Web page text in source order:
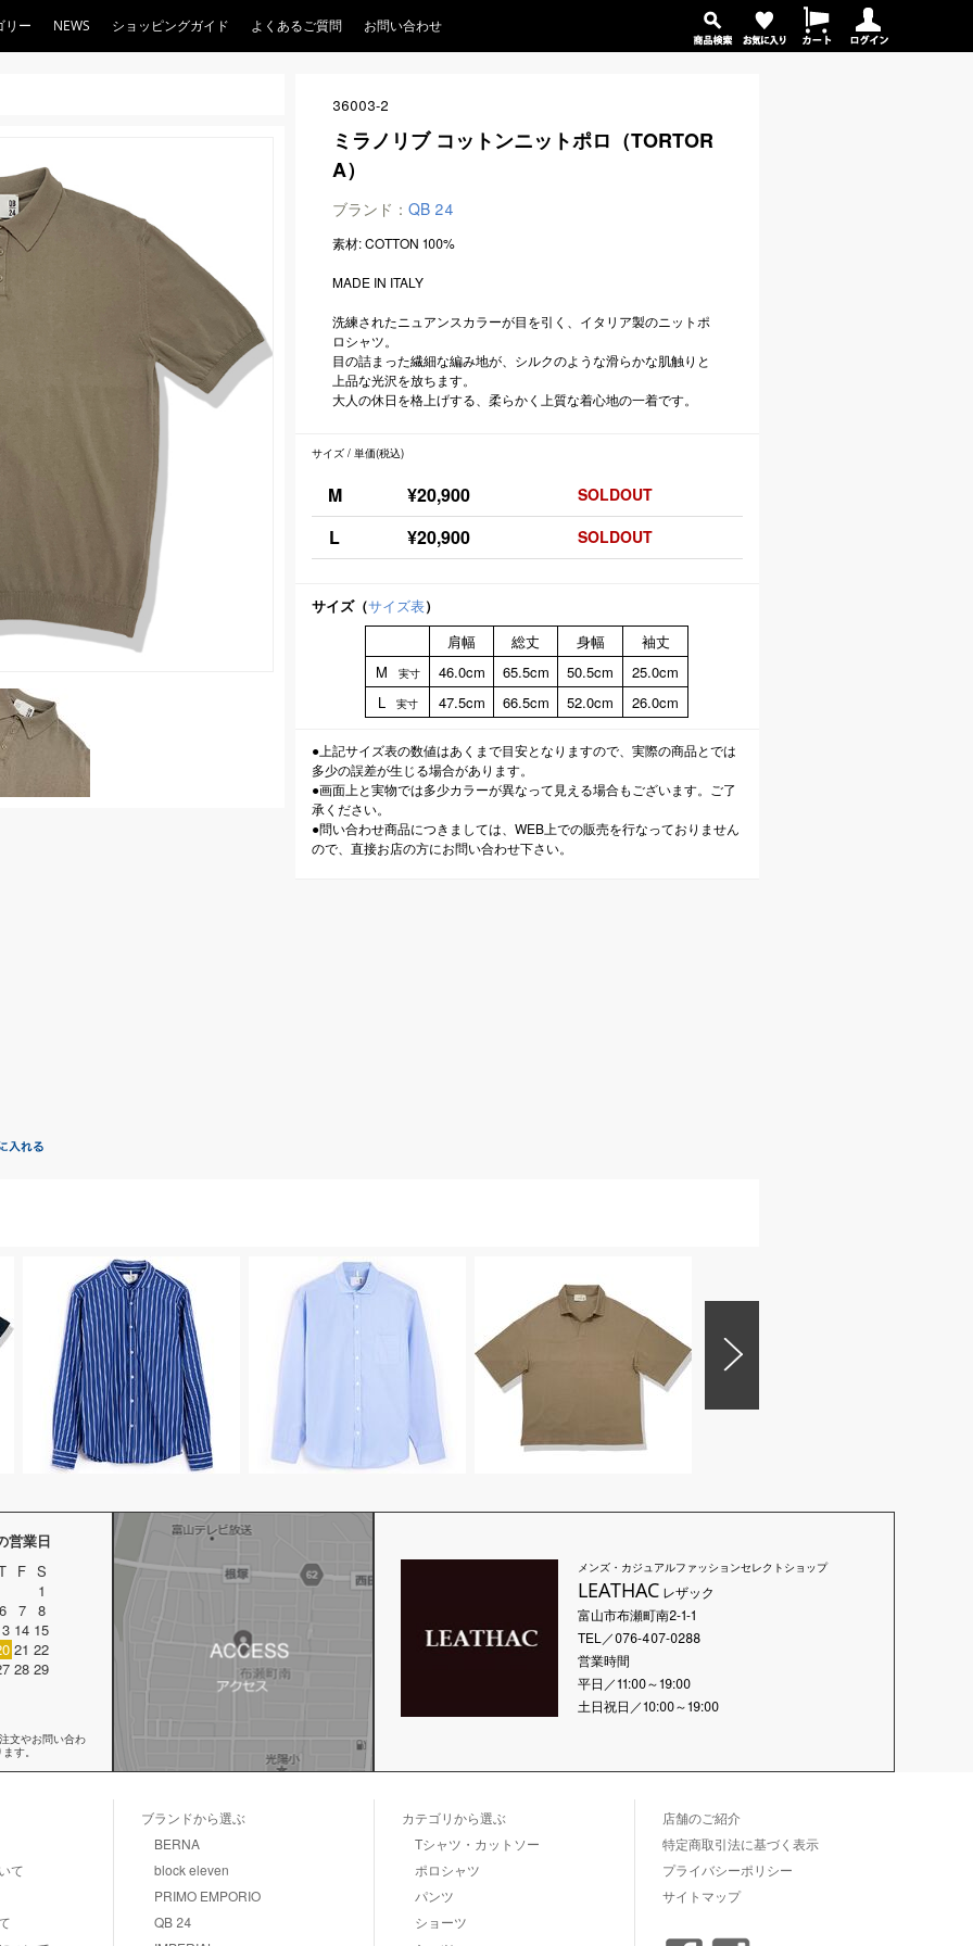
リー NEWS ショッピングガイド よくあるご質問 お問い合わせ
36003-2
ミラノリブ コットンニットポロ（TORTOR
A）
ブランド： QB 24
素材: COTTON 100%
MADE IN ITALY
洗練されたニュアンスカラーが目を引く、イタリア製のニットポ
ロシャツ。
目の詰まった繊細な編み地が、シルクのような滑らかな肌触りと
上品な光沢を放ちます。
大人の休日を格上げする、柔らかく上質な着心地の一着です。
サイズ / 単価(税込)
M ¥20,900 SOLDOUT
L ¥20,900 SOLDOUT
サイズ（サイズ表）
肩幅
総丈 身幅
袖丈
M 実寸 46.0cm 65.5cm 50.5cm
25.0cm
L実寸 47.5cm 66.5cm 52.0cm 26.0cm
●上記サイズ表の数値はあくまで目安となりますので、実際の商品とでは
多少の誤差が生じる場合があります。
●画面上と実物では多少カラーが異なって見える場合もございます。ご了
承ください。
●問い合わせ商品につきましては、WEB上での販売を行なっておりません
ので、直接お店の方にお問い合わせ下さい。
営業日
F S
1
7
8
14 15
21 22
28 29
文やお問い合わ
す。
メンズ・カジュアルファッションセレクトショップ
LEATHAC レザック
富山市布瀬町南2-1-1
TEL／076-407-0288
営業時間
平日／11:00～19:00
土日祝日／10:00～19:00
て
ブランドから選ぶ
BERNA
block eleven
PRIMO EMPORIO
QB 24
カテゴリから選ぶ
Tシャツ・カットソー
ポロシャツ
パンツ
ショーツ
店舗のご紹介
特定商取引法に基づく表示
プライバシーポリシー
サイトマップ